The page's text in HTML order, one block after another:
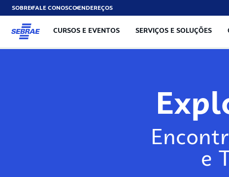
SOBREFALE CONOSCOENDEREÇOS
CURSOS E EVENTOS SERVIÇOS E SOLUÇÕES
e